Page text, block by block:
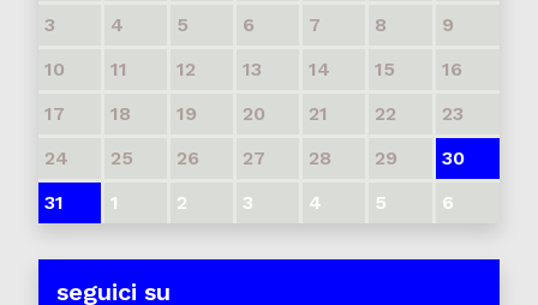
3
4 5 6 7 8
9
10
11 12 13 14 15
16
17
18 19 20 21 22
23
24
25 26 27 28 29
30
31
1 2 3 4 5 6
seguici su